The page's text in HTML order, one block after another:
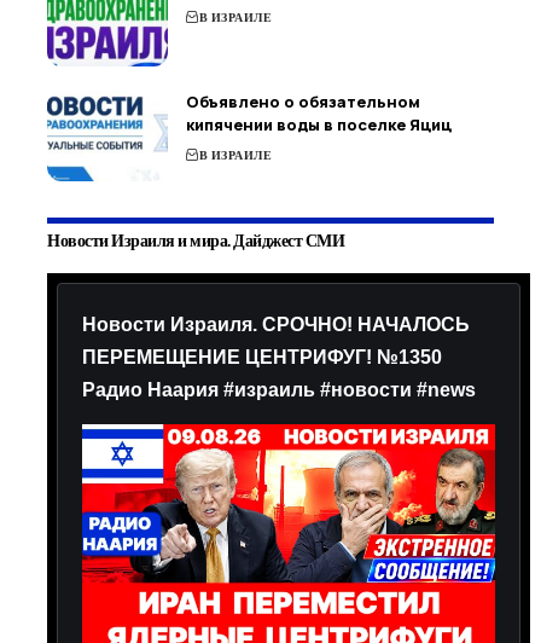
В ИЗРАИЛЕ
Объявлено о обязательном
кипячении воды в поселке Яциц
В ИЗРАИЛЕ
Новости Израиля и мира. Дайджест СМИ